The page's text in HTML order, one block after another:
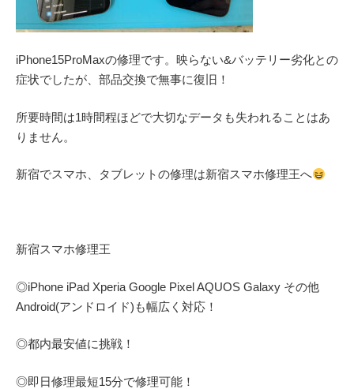
iPhone15ProMaxの修理です。映らない&バッテリー劣化との
症状でしたが、部品交換で無事に復旧！
所要時間は1時間程ほどで大切なデータも失われることはあ
りません。
新宿でスマホ、タブレットの修理は新宿スマホ修理王へ
新宿スマホ修理王
◎iPhone iPad Xperia Google Pixel AQUOS Galaxy その他
Android(アンドロイド) も幅広く対応！
◎都内最安値に挑戦！
◎即日修理最短15分で修理可能！